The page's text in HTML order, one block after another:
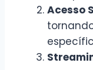
Acesso